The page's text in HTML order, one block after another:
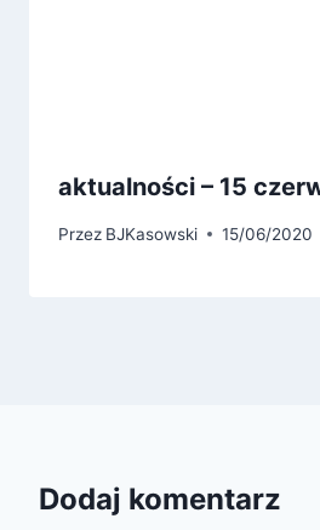
aktualności – 15
Przez BJKasowski 15/06/2020
Dodaj komentarz